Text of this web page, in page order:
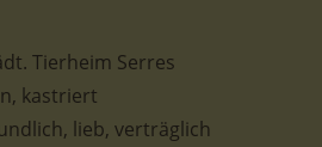
dt. Tierheim Serres
kastriert
lieb, verträglich